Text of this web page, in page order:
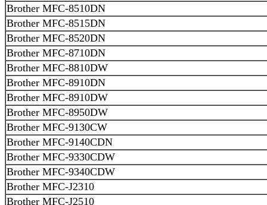
Brother MFC-8510DN
Brother MFC-8515DN
Brother MFC-8520DN
Brother MFC-8710DN
Brother MFC-8810DW
Brother MFC-8910DN
Brother MFC-8910DW
Brother MFC-8950DW
Brother MFC-9130CW
Brother MFC-9140CDN
Brother MFC-9330CDW
Brother MFC-9340CDW
Brother MFC-J2310
Brother MFC-J2510